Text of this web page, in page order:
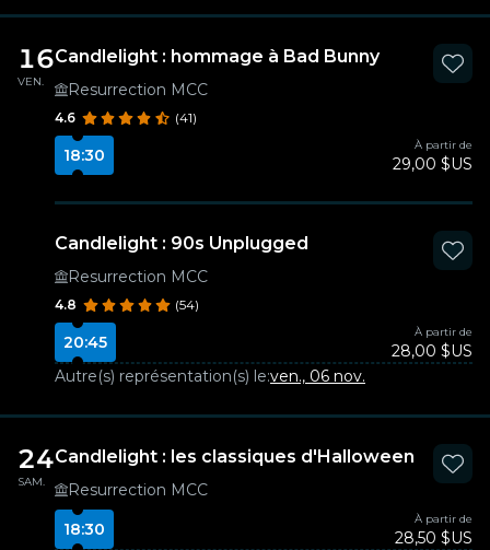
16
VEN.
Candlelight : hommage à Bad Bunny
Resurrection MCC
4.6 (41)
18:30
À partir de
29,00 $US
Candlelight : 90s Unplugged
Resurrection MCC
4.8 (54)
20:45
À partir de
28,00 $US
Autre(s) représentation(s) le:ven., 06 nov.
24
SAM.
Candlelight : les classiques d'Halloween
Resurrection MCC
18:30
À partir de
28,50 $US